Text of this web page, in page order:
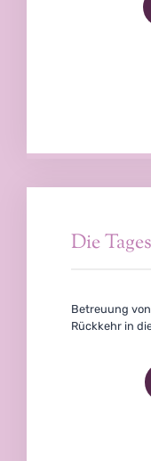
Die
Betreuung
Rückkehr in